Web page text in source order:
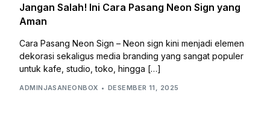
Jangan Salah! Ini Cara Pasang Neon Sign yang
Aman
Cara Pasang Neon Sign – Neon sign kini menjadi elemen
dekorasi sekaligus media branding yang sangat populer
untuk kafe, studio, toko, hingga […]
ADMINJASANEONBOX DESEMBER 11, 2025